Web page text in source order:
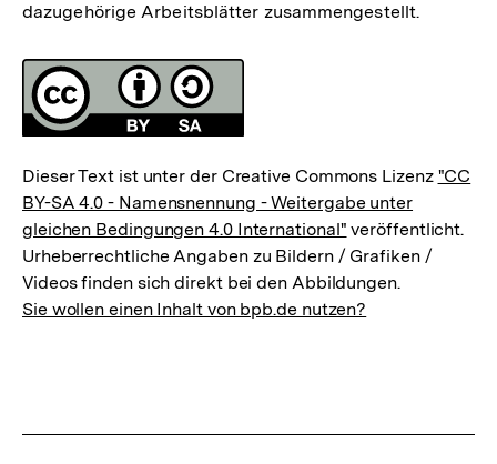
dazugehörige Arbeitsblätter zusammengestellt.
Fussnoten
Lizenz
Dieser Text ist unter der Creative Commons Lizenz "CC
BY-SA 4.0 - Namensnennung - Weitergabe unter
gleichen Bedingungen 4.0 International" veröffentlicht.
Urheberrechtliche Angaben zu Bildern / Grafiken /
Videos finden sich direkt bei den Abbildungen.
Sie wollen einen Inhalt von bpb.de nutzen?